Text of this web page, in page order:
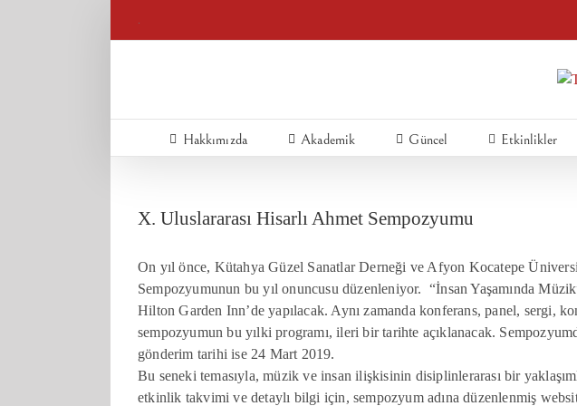
.
Hakkımızda Akademik Güncel Etkinlikler
X. Uluslararası Hisarlı Ahmet Sempozyumu
On yıl önce, Kütahya Güzel Sanatlar Derneği ve Afyon Kocatepe
Sempozyumunun bu yıl onuncusu düzenleniyor. “İnsan Yaşamında
Hilton Garden Inn’de yapılacak. Aynı zamanda konferans, panel, sergi,
sempozyumun bu yılki programı, ileri bir tarihte açıklanacak.
gönderim tarihi ise 24 Mart 2019.
Bu seneki temasıyla, müzik ve insan ilişkisinin disiplinlerarası bir
etkinlik takvimi ve detaylı bilgi için, sempozyum adına düzenlenmiş